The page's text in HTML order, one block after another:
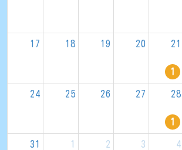
17 18 19 20 21
1
24 25 26 27 28
1
31 1 2 3 4